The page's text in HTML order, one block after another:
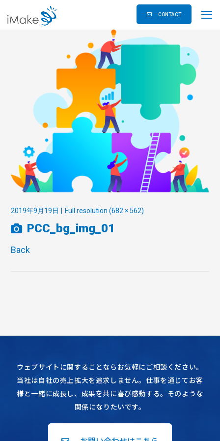
CONTACT
2019年9月19日 Full resolution (682 × 562)
PCC_bg_img_01
Back
ウェブサイトに関することならお気軽にご相談ください。
当社は自社の売上拡大を追求しません。仕事を通じてお客
様と一緒に成長し、成果を共に喜び感動する。そのような
関係になりたいです。